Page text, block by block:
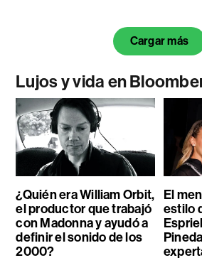
Cargar más
Lujos y vida en
¿Quién era William Orbit,
el productor que trabajó
con Madonna y ayudó a
definir el sonido de los
2000?
El
estilo